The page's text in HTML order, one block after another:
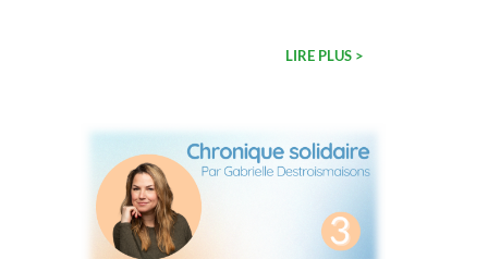
LIRE PLUS >